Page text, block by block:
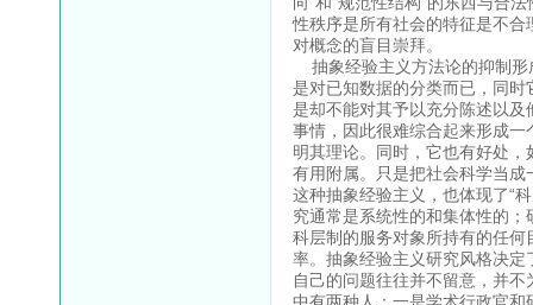
性秩序是所有社会的特征是不
对概念的盲目崇拜。
抽象经验主义方法论的抑制形
是对已知数据的分类而已，同
是却不能对其予以充分陈述以
事情，因此很难综合起来形成
明其理论。同时，它也有好处
有用附属。只是把社会科学当成
这种抽象经验主义，也体现了“
究通常是系统性的和集体性的
科层制的服务对象所持有的任
率。抽象经验主义研究风格决
自己的问题往往并不留意，并
中有两种人：一是学术行政官